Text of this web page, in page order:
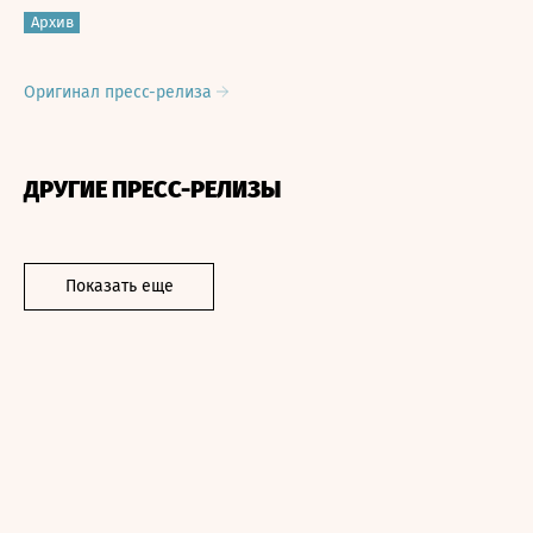
Архив
Оригинал пресс-релиза
ДРУГИЕ ПРЕСС-РЕЛИЗЫ
Показать еще